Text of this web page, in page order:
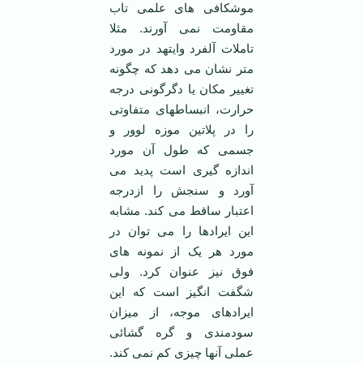
موشکافی های علمی تاب
مقاومت نمی آورند. مثلا
تاملات آلفرد وایتهد در مورد
متر نشان می دهد که چگونه
تغییر مکان یا دگرگونی درجه
حرارت، انبساطهای متفاوتی
را در پلاتین موزه لوور و
جسمی که طول آن مورد
اندازه گیری است پدید می
آورد و سنجش را ازدرجه
اعتبار ساقط می کند. مشابه
این ایرادها را می توان در
مورد هر یک از نمونه های
فوق نیز عنوان کرد. ولی
شگفت انگیز است که این
ایرادهای موجه، از میزان
سودمندی و گره گشائی
عملی آنها چیزی کم نمی کند.